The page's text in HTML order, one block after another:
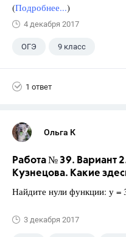
(Подробнее...)
4 декабря 2017
ОГЭ 9 класс
1 ответ
Ольга К
Работа № 39. Вариант
Кузнецова. Какие
Найдите нули функции: у =
3 декабря 2017